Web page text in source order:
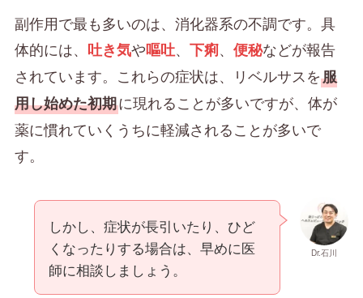
副作用で最も多いのは、消化器系の不調です。具
体的には、 吐き気や嘔吐、 下痢、 便秘などが報告
されています。これらの症状は、リベルサスを服
用し始めた初期に現れることが多いですが、体が
薬に慣れていくうちに軽減されることが多いで
す。
Dr.石川
しかし、症状が長引いたり、ひど
くなったりする場合は、早めに医
師に相談しましょう。